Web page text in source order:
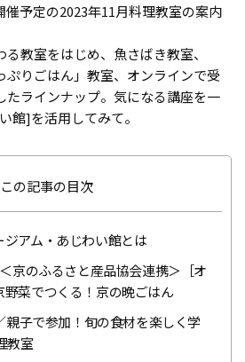
催予定の2023年11月料理教室の案内
教室をはじめ、魚さばき教室、
ぷりごはん」教室、オンラインで受
たラインナップ。気になる講座を一
館]を活用してみて。
この記事の目次
アム・あじわい館とは
京のふるさと産品協会連携＞［オ
野菜でつくる！京の晩ごはん
親子で参加！旬の食材を楽しく学
教室